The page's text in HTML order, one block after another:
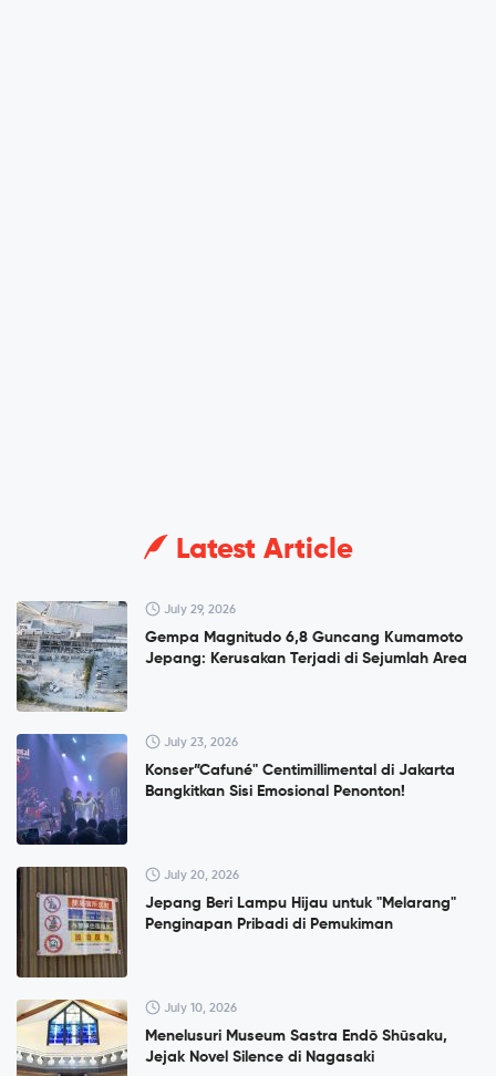
Latest Article
July 29, 2026
Gempa Magnitudo 6,8 Guncang Kumamoto
Jepang: Kerusakan Terjadi di Sejumlah Area
July 23, 2026
Konser”Cafuné" Centimillimental di Jakarta
Bangkitkan Sisi Emosional Penonton!
July 20, 2026
Jepang Beri Lampu Hijau untuk "Melarang"
Penginapan Pribadi di Pemukiman
July 10, 2026
Menelusuri Museum Sastra Endō Shūsaku,
Jejak Novel Silence di Nagasaki